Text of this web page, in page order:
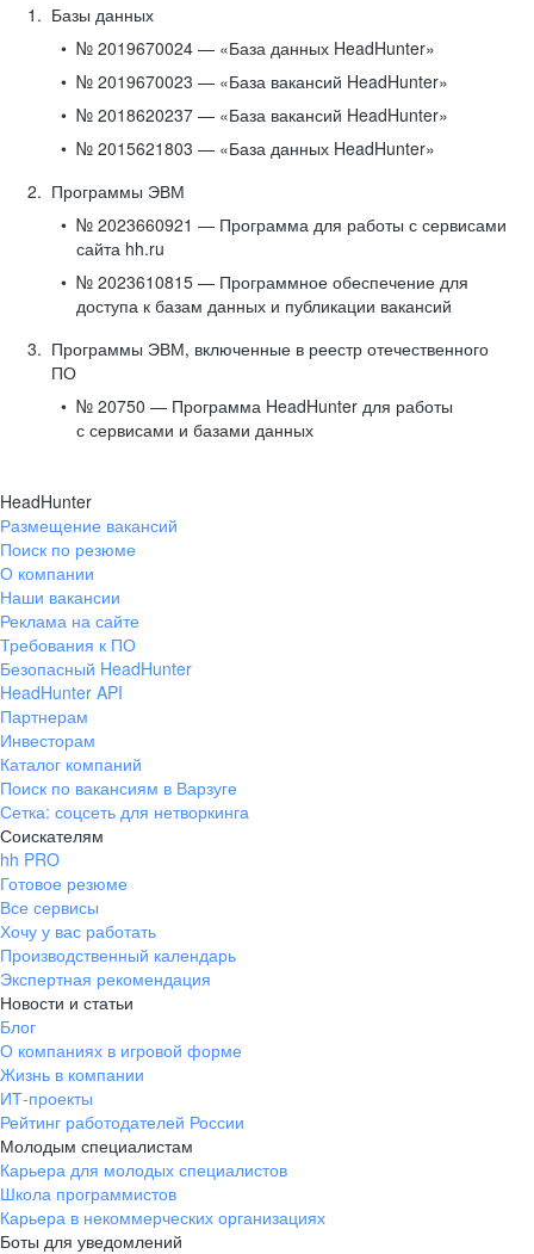
Базы данных
№ 2019670024 — «База данных HeadHunter»
№ 2019670023 — «База вакансий HeadHunter»
№ 2018620237 — «База вакансий HeadHunter»
№ 2015621803 — «База данных HeadHunter»
Программы ЭВМ
№ 2023660921 — Программа для работы с сервисами
сайта hh.ru
№ 2023610815 — Программное обеспечение для
доступа к базам данных и публикации вакансий
Программы ЭВМ, включенные в реестр отечественного
ПО
№ 20750 — Программа HeadHunter для работы
с сервисами и базами данных
HeadHunter
Размещение вакансий
Поиск по резюме
О компании
Наши вакансии
Реклама на сайте
Требования к ПО
Безопасный HeadHunter
HeadHunter API
Партнерам
Инвесторам
Каталог компаний
Поиск по вакансиям в Варзуге
Сетка: соцсеть для нетворкинга
Соискателям
hh PRO
Готовое резюме
Все сервисы
Хочу у вас работать
Производственный календарь
Экспертная рекомендация
Новости и статьи
Блог
О компаниях в игровой форме
Жизнь в компании
ИТ-проекты
Рейтинг работодателей России
Молодым специалистам
Карьера для молодых специалистов
Школа программистов
Карьера в некоммерческих организациях
Боты для уведомлений